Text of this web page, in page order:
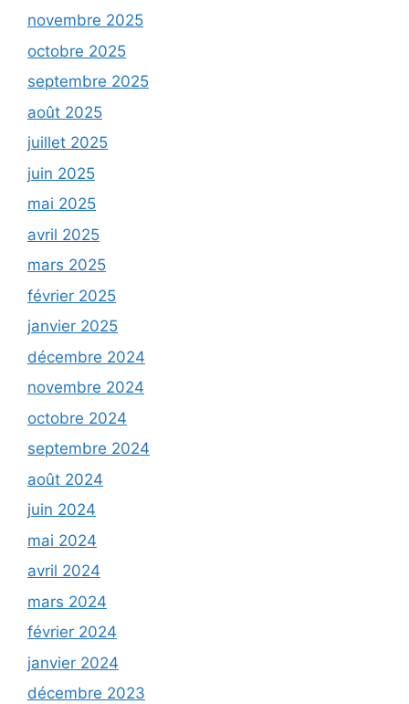
novembre 2025
octobre 2025
septembre 2025
août 2025
juillet 2025
juin 2025
mai 2025
avril 2025
mars 2025
février 2025
janvier 2025
décembre 2024
novembre 2024
octobre 2024
septembre 2024
août 2024
juin 2024
mai 2024
avril 2024
mars 2024
février 2024
janvier 2024
décembre 2023